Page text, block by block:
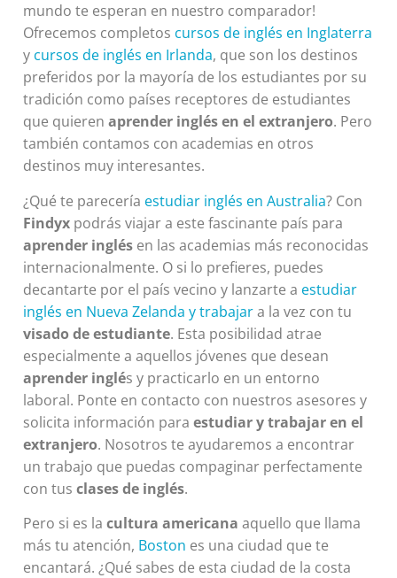
mundo te esperan en nuestro comparador!
Ofrecemos completos cursos de inglés en Inglaterra
y cursos de inglés en Irlanda, que son los destinos
preferidos por la mayoría de los estudiantes por su
tradición como países receptores de estudiantes
que quierenaprender inglésen el extranjero. Pero
también contamos con academias en otros
destinos muy interesantes.
¿Qué te parecería estudiar inglés en Australia? Con
Findyx podrás viajar a este fascinante país para
aprender inglés en las academias más reconocidas
internacionalmente. O si lo prefieres, puedes
decantarte por el país vecino y lanzarte a estudiar
inglés en Nueva Zelanda y trabajara la vez con tu
visado de estudiante. Esta posibilidad atrae
especialmente a aquellos jóvenes que desean
aprender inglés y practicarlo en un entorno
laboral. Ponte en contacto con nuestros asesores y
solicita información paraestudiar y trabajar en el
extranjero. Nosotros te ayudaremos a encontrar
un trabajo que puedas compaginar perfectamente
con tusclases de inglés.
Pero si es lacultura americana aquello que llama
más tu atención, Boston es una ciudad que te
encantará. ¿Qué sabes de esta ciudad de la costa